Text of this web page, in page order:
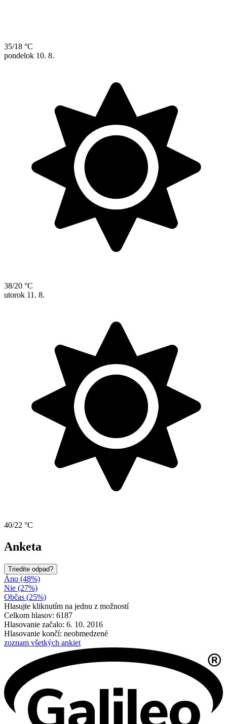
35/18 °C
pondelok 10. 8.
38/20 °C
utorok 11. 8.
40/22 °C
Anketa
Triedite odpad?
Áno (48%)
Nie (27%)
Občas (25%)
Hlasujte kliknutím na jednu z možností
Celkom hlasov: 6187
Hlasovanie začalo: 6. 10. 2016
Hlasovanie končí: neobmedzené
zoznam všetkých ankiet